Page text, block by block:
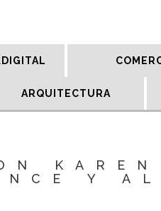
ARQUITECTURA
Y